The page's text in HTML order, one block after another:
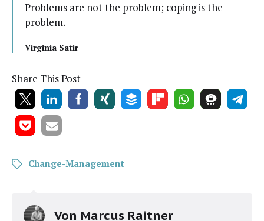
Pro­blems are not the pro­blem; coping is the
problem.
Vir­gi­nia Satir
Share This Post
Change-Management
Von Marcus Raitner